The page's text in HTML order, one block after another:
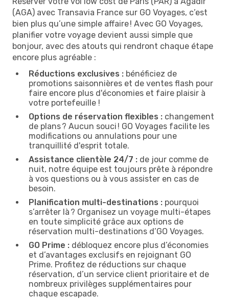
(AGA) avec Transavia France sur GO Voyages, c’est
bien plus qu’une simple affaire ! Avec GO Voyages,
planifier votre voyage devient aussi simple que
bonjour, avec des atouts qui rendront chaque étape
encore plus agréable :
Réductions exclusives : bénéficiez de
promotions saisonnières et de ventes flash pour
faire encore plus d'économies et faire plaisir à
votre portefeuille !
Options de réservation flexibles : changement
de plans ? Aucun souci ! GO Voyages facilite les
modifications ou annulations pour une
tranquillité d'esprit totale.
Assistance clientèle 24/7 : de jour comme de
nuit, notre équipe est toujours prête à répondre
à vos questions ou à vous assister en cas de
besoin.
Planification multi-destinations : pourquoi
s’arrêter là ? Organisez un voyage multi-étapes
en toute simplicité grâce aux options de
réservation multi-destinations d’GO Voyages.
GO Prime : débloquez encore plus d’économies
et d’avantages exclusifs en rejoignant GO
Prime. Profitez de réductions sur chaque
réservation, d’un service client prioritaire et de
nombreux privilèges supplémentaires pour
chaque escapade.